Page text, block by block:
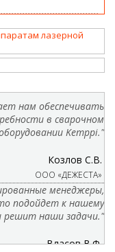
нам обеспечивать
в сварочном
Kemppi."
Козлов С.В.
ООО «ДЕЖЕСТА»
менеджеры,
подойдет к нашему
решит наши задачи."
Власов В.Ф.